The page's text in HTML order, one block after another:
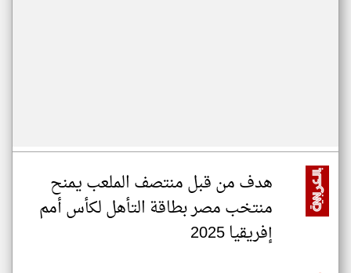
هدف من قبل منتصف الملعب يمنح
منتخب مصر بطاقة التأهل لكأس أمم
إفريقيا 2025